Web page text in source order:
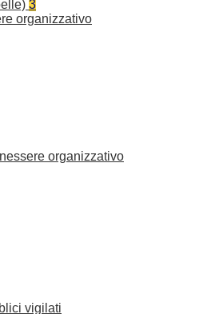
3
organizzativo
organizzativo
vigilati